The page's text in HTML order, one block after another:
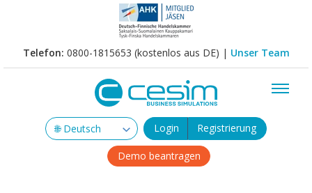
Telefon: 0800-1815653 (kostenlos aus DE) | Unser Team
Login Registrierung
Demo beantragen